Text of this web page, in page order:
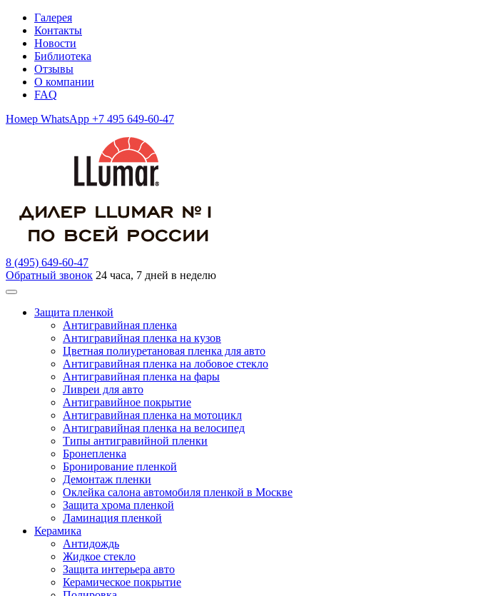
Галерея
Контакты
Новости
Библиотека
Отзывы
О компании
FAQ
Номер WhatsApp +7 495 649-60-47
8 (495) 649-60-47
Обратный звонок 24 часа, 7 дней в неделю
Защита пленкой
Антигравийная пленка
Антигравийная пленка на кузов
Цветная полиуретановая пленка для авто
Антигравийная пленка на лобовое стекло
Антигравийная пленка на фары
Ливреи для авто
Антигравийное покрытие
Антигравийная пленка на мотоцикл
Антигравийная пленка на велосипед
Типы антигравийной пленки
Бронепленка
Бронирование пленкой
Демонтаж пленки
Оклейка салона автомобиля пленкой в Москве
Защита хрома пленкой
Ламинация пленкой
Керамика
Антидождь
Жидкое стекло
Защита интерьера авто
Керамическое покрытие